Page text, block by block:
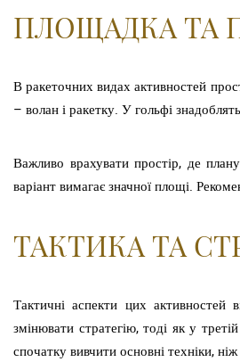
ПЛОЩАДКА ТА
В ракеточних видах активностей
– волан і ракетку. У гольфі
Важливо врахувати простір, де
варіант вимагає значної площі.
ТАКТИКА ТА
Тактичні аспекти цих активностей
змінювати стратегію, тоді як у
спочатку вивчити основні техніки,